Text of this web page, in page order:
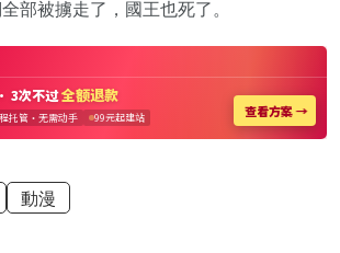
部被擄走了，國王也死了。
動漫